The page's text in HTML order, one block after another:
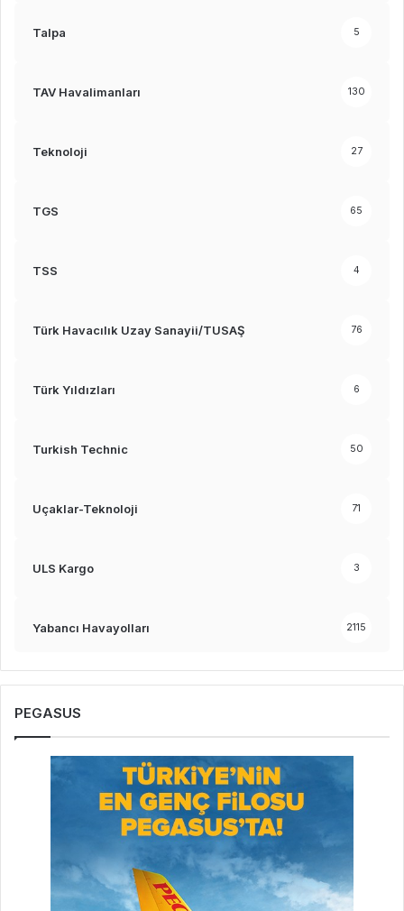
Talpa 5
TAV Havalimanları 130
Teknoloji 27
TGS 65
TSS 4
Türk Havacılık Uzay Sanayii/TUSAŞ 76
Türk Yıldızları 6
Turkish Technic 50
Uçaklar-Teknoloji 71
ULS Kargo 3
Yabancı Havayolları 2115
PEGASUS